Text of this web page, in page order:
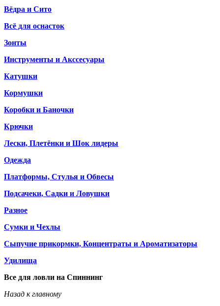
Вёдра и Сито
Всё для оснасток
Зонты
Инструменты и Акссесуары
Катушки
Кормушки
Коробки и Баночки
Крючки
Лески, Плетёнки и Шок лидеры
Одежда
Платформы, Стулья и Обвесы
Подсачеки, Садки и Ловушки
Разное
Сумки и Чехлы
Сыпучие прикормки, Концентраты и Ароматизаторы
Удилища
Все для ловли на Спиннинг
Назад к главному